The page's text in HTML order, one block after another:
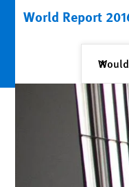
World Report
✕关闭